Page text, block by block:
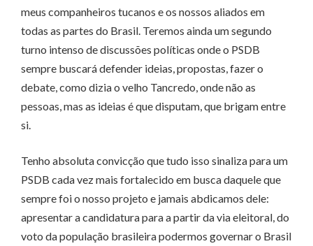
meus companheiros tucanos e os nossos aliados em
todas as partes do Brasil. Teremos ainda um segundo
turno intenso de discussões políticas onde o PSDB
sempre buscará defender ideias, propostas, fazer o
debate, como dizia o velho Tancredo, onde não as
pessoas, mas as ideias é que disputam, que brigam entre
si.
Tenho absoluta convicção que tudo isso sinaliza para um
PSDB cada vez mais fortalecido em busca daquele que
sempre foi o nosso projeto e jamais abdicamos dele:
apresentar a candidatura para a partir da via eleitoral, do
voto da população brasileira podermos governar o Brasil